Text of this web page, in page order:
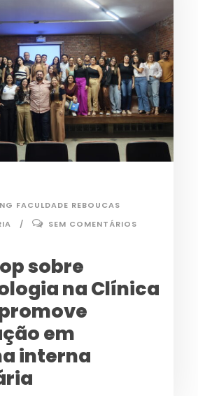
FACULDADE REBOUCAS
SEM COMENTÁRIOS
sobre
na Clínica
em
interna